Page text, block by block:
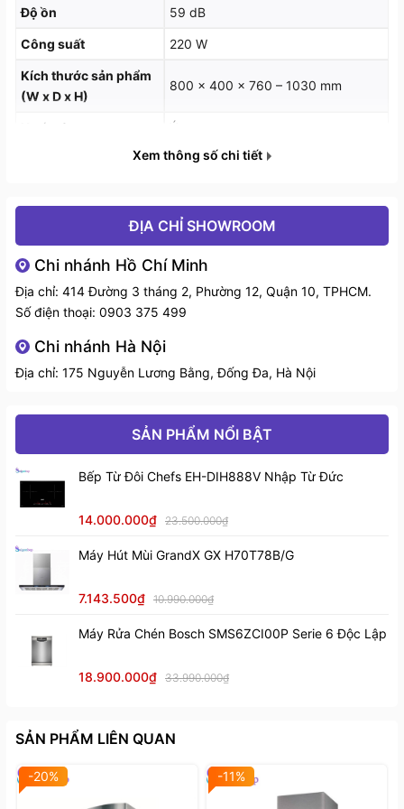
Chất liệu: inox sơn tĩnh điện màu đen, kính mờ
Điều khiển remote, 4 tốc độ
Độ ồn 59 dB
Công suất 220 W
Kích thước sản phẩm
(W x D x H)
800 x 400 x 760 – 1030 mm
Xuất xứ
Xem thông số chi tiết
ĐỊA CHỈ SHOWROOM
Chi nhánh Hồ Chí Minh
Địa chỉ: 414 Đường 3 tháng 2, Phường 12, Quận 10, TPHCM.
Số điện thoại: 0903 375 499
Chi nhánh Hà Nội
Địa chỉ: 175 Nguyễn Lương Bằng, Đống Đa, Hà Nội
SẢN PHẨM NỔI BẬT
Bếp Từ Đôi Chefs EH-DIH888V Nhập Từ Đức
14.000.000₫ 23.500.000₫
Máy Hút Mùi GrandX GX H70T78B/G
7.143.500₫ 10.990.000₫
Máy Rửa Chén Bosch SMS6ZCI00P Serie 6 Độc Lập
18.900.000₫ 33.990.000₫
SẢN PHẨM LIÊN QUAN
-20% -11%